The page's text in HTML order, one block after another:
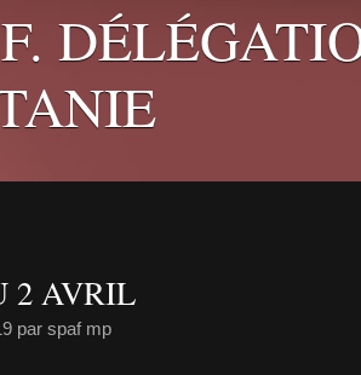
2 AVRIL
par spaf mp